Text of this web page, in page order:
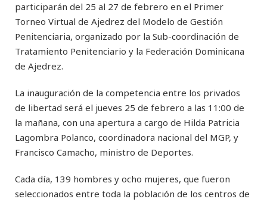
participarán del 25 al 27 de febrero en el Primer
Torneo Virtual de Ajedrez del Modelo de Gestión
Penitenciaria, organizado por la Sub-coordinación de
Tratamiento Penitenciario y la Federación Dominicana
de Ajedrez.
La inauguración de la competencia entre los privados
de libertad será el jueves 25 de febrero a las 11:00 de
la mañana, con una apertura a cargo de Hilda Patricia
Lagombra Polanco, coordinadora nacional del MGP, y
Francisco Camacho, ministro de Deportes.
Cada día, 139 hombres y ocho mujeres, que fueron
seleccionados entre toda la población de los centros de